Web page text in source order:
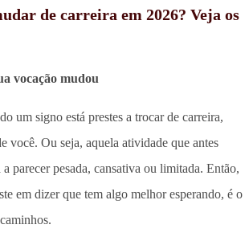
de carreira em 2026? Veja os
vocação mudou
um signo está prestes a trocar de carreira,
você. Ou seja, aquela atividade que antes
parecer pesada, cansativa ou limitada. Então,
em dizer que tem algo melhor esperando, é o